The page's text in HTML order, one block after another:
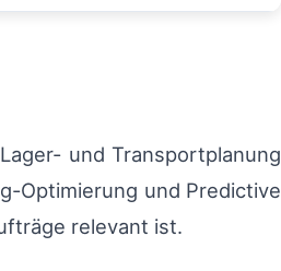
und Transportplanung
Optimierung und Predictive
relevant ist.